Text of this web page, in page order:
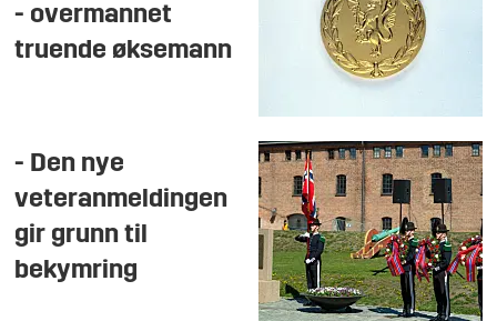
- overmannet
truende øksemann
- Den nye
veteranmeldingen
gir grunn til
bekymring